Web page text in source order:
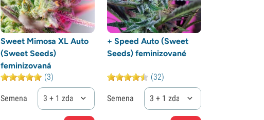
Sweet Mimosa XL Auto
(Sweet Seeds)
feminizovaná
(3)
Semena 3 + 1 zdarma
+ Speed Auto (Sweet
Seeds) feminizované
(32)
Semena 3 + 1 zdarma